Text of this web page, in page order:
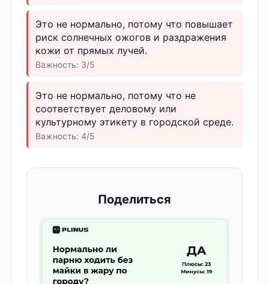
Это не нормально, потому что повышает
риск солнечных ожогов и раздражения
кожи от прямых лучей.
Важность: 3/5
Это не нормально, потому что не
соответствует деловому или
культурному этикету в городской среде.
Важность: 4/5
Поделиться